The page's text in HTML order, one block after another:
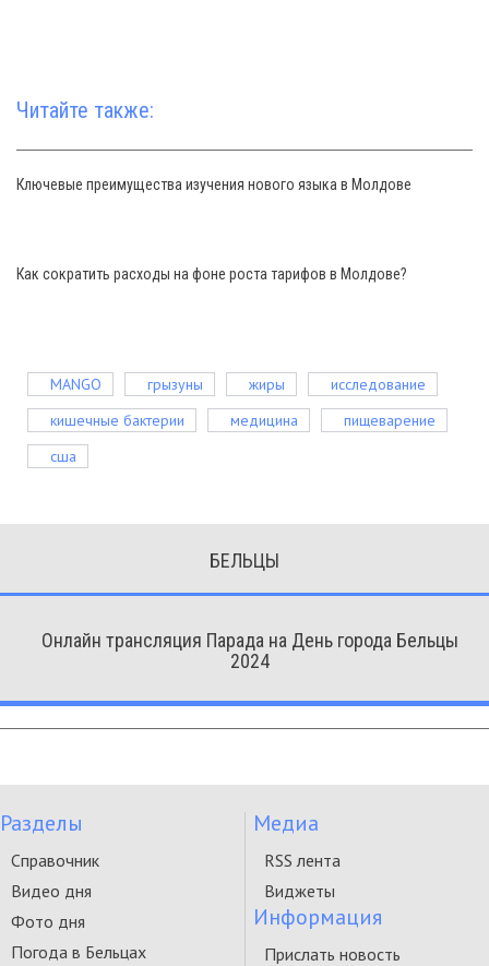
Читайте также:
Ключевые преимущества изучения нового языка в Молдове
Как сократить расходы на фоне роста тарифов в Молдове?
MANGO грызуны жиры
исследование
кишечные бактерии
медицина
пищеварение
сша
БЕЛЬЦЫ
Онлайн трансляция Парада на День города Бельцы
2024
Разделы
Справочник
Видео дня
Фото дня
Погода в Бельцах
Медиа
RSS лента
Виджеты
Информация
Прислать новость